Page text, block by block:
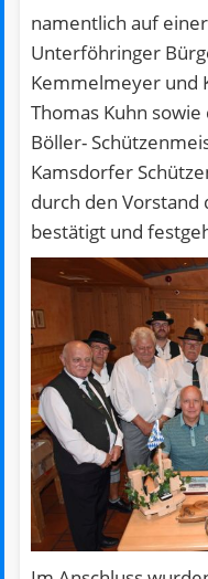
namentlich auf
Unterföhringer
Kemmelmeyer und
Thomas Kuhn
Böller-
Kamsdorfer
durch den Vorstand
bestätigt und